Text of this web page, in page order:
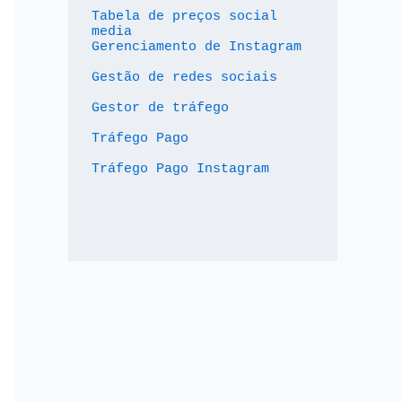
Tabela de preços social
media
Gerenciamento de Instagram
Gestão de redes sociais
Gestor de tráfego
Tráfego Pago
Tráfego Pago Instagram